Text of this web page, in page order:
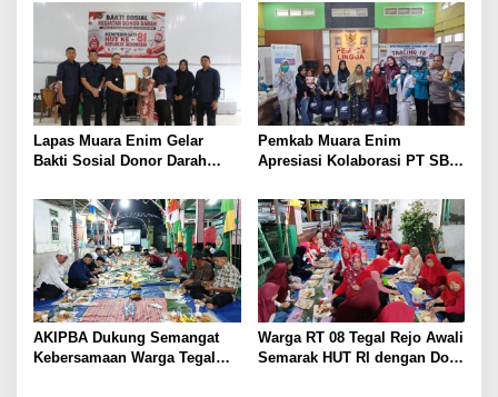
Indonesia
Lawang Kidul Edukasi Warga
Lapas Muara Enim Gelar
Bakti Sosial Donor Darah
HUT ke-81 Republik Indonesia
Pemkab Muara Enim
Apresiasi Kolaborasi PT SBS
Warga Sekitar Tambang
AKIPBA Dukung Semangat
Kebersamaan Warga Tegal
Warga RT 08 Tegal Rejo Awali
Semarak HUT RI dengan Doa